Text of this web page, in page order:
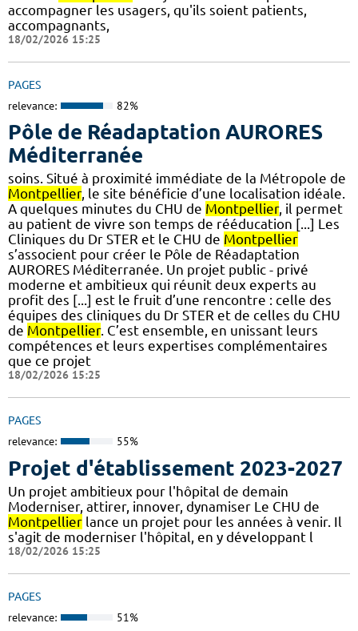
accompagner les usagers, qu'ils soient patients,
accompagnants,
18/02/2026 15:25
PAGES
relevance: 82%
Pôle de Réadaptation AURORES
Méditerranée
soins. Situé à proximité immédiate de la Métropole de
Montpellier, le site bénéficie d’une localisation idéale.
A quelques minutes du CHU de Montpellier, il permet
au patient de vivre son temps de rééducation [...] Les
Cliniques du Dr STER et le CHU de Montpellier
s’associent pour créer le Pôle de Réadaptation
AURORES Méditerranée. Un projet public - privé
moderne et ambitieux qui réunit deux experts au
profit des [...] est le fruit d’une rencontre : celle des
équipes des cliniques du Dr STER et de celles du CHU
de Montpellier. C’est ensemble, en unissant leurs
compétences et leurs expertises complémentaires
que ce projet
18/02/2026 15:25
PAGES
relevance: 55%
Projet d'établissement 2023-2027
Un projet ambitieux pour l'hôpital de demain
Moderniser, attirer, innover, dynamiser Le CHU de
Montpellier lance un projet pour les années à venir. Il
s'agit de moderniser l'hôpital, en y développant l
18/02/2026 15:25
PAGES
relevance: 51%